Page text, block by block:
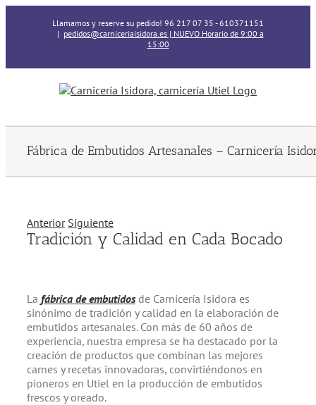
Llamamos y reserve su pedido! 96 217 07 35 - 610371151
| pedidos@carniceriaisidora.es | NUEVO Horario de 9:00 a
15:00
Fábrica de Embutidos Artesanales – Carnicería
Anterior Siguiente
Tradición y Calidad en Cada Bocado
La fábrica de embutidosde Carnicería Isidora es
sinónimo de tradición y calidad en la elaboración de
embutidos artesanales. Con más de 60 años de
experiencia, nuestra empresa se ha destacado por la
creación de productos que combinan las mejores
carnes y recetas innovadoras, convirtiéndonos en
pioneros en Utiel en la producción de embutidos
frescos y oreado.